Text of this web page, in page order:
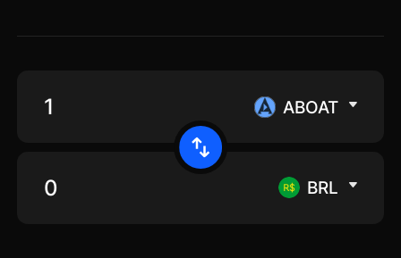
ABOAT
BRL